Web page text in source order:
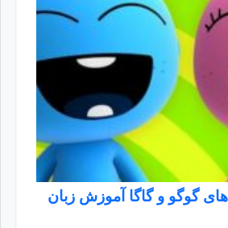
های گوگو و گاگا آموزش زبان